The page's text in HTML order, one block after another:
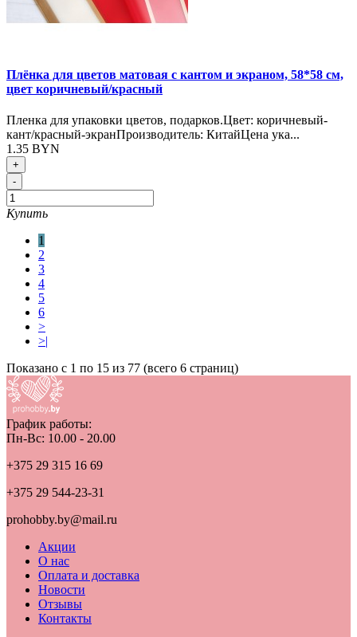
Плёнка для цветов матовая с кантом и экраном, 58*58 см,
цвет коричневый/красный
Пленка для упаковки цветов, подарков.Цвет: коричневый-
кант/красный-экранПроизводитель: КитайЦена ука...
1.35 BYN
+
-
Купить
1
2
3
4
5
6
>
>|
Показано с 1 по 15 из 77 (всего 6 страниц)
График работы:
Пн-Вс: 10.00 - 20.00
+375 29 315 16 69
+375 29 544-23-31
prohobby.by@mail.ru
Акции
О нас
Оплата и доставка
Новости
Отзывы
Контакты